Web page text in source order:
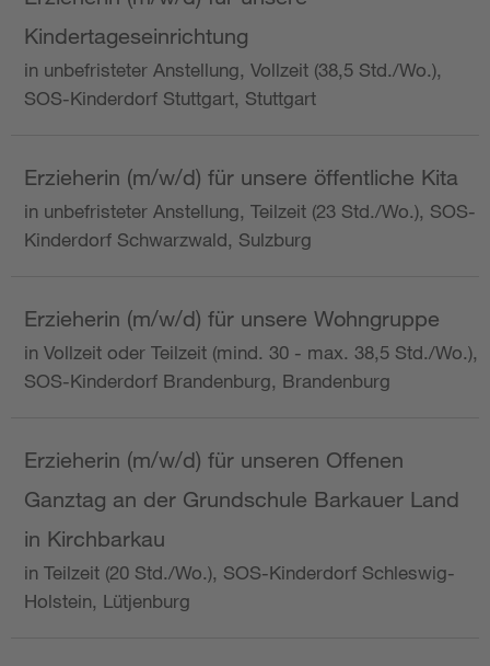
Kindertageseinrichtung
in unbefristeter Anstellung, Vollzeit (38,5 Std./Wo.),
SOS-Kinderdorf Stuttgart, Stuttgart
Erzieherin (m/w/d) für unsere öffentliche Kita
in unbefristeter Anstellung, Teilzeit (23 Std./Wo.), SOS-
Kinderdorf Schwarzwald, Sulzburg
Erzieherin (m/w/d) für unsere Wohngruppe
in Vollzeit oder Teilzeit (mind. 30 - max. 38,5 Std./Wo.),
SOS-Kinderdorf Brandenburg, Brandenburg
Erzieherin (m/w/d) für unseren Offenen
Ganztag an der Grundschule Barkauer Land
in Kirchbarkau
in Teilzeit (20 Std./Wo.), SOS-Kinderdorf Schleswig-
Holstein, Lütjenburg